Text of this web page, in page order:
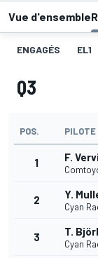
Vue d'ensemble
ENGAGÉS EL1
Q3
POS. PILOTE
1 F.
2 Y.
Cyan
3 T.
Cyan